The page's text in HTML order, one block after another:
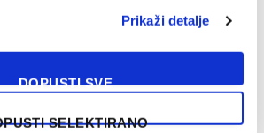
Prikaži detalje
DOPUSTI SVE
SELEKTIRANO